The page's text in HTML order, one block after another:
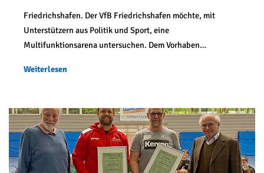
Friedrichshafen. Der VfB Friedrichshafen möchte, mit
Unterstützern aus Politik und Sport, eine
Multifunktionsarena untersuchen. Dem Vorhaben…
Weiterlesen